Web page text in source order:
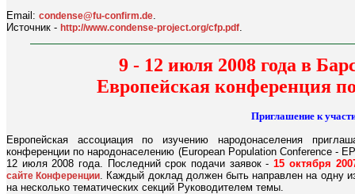
Email: condense@fu-confirm.de
Источник - http://www.condense-project.org/cfp.pdf
9 - 12 июля 2008 года в
Европейская конференция
Приглашение к
Европейская ассоциация по изучению народонаселения
конференции по народонаселению (European Population Conference -
12 июля 2008 года. Последний срок подачи заявок -15 октября
сайте Конференции . Каждый доклад должен быть направлен на одну
на несколько тематических секций Руководителем темы.